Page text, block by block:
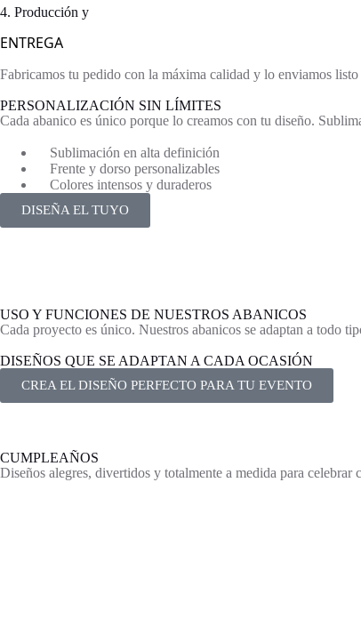
4. Producción y
ENTREGA
Fabricamos tu pedido con la máxima calidad y lo enviamos
PERSONALIZACIÓN SIN LÍMITES
Cada abanico es único porque lo creamos con tu diseño.
Sublimación en alta definición
Frente y dorso personalizables
Colores intensos y duraderos
DISEÑA EL TUYO
USO Y FUNCIONES DE NUESTROS ABANICOS
Cada proyecto es único. Nuestros abanicos se adaptan a todo
DISEÑOS QUE SE ADAPTAN A CADA OCASIÓN
CREA EL DISEÑO PERFECTO PARA TU EVENTO
CUMPLEAÑOS
Diseños alegres, divertidos y totalmente a medida para celebrar